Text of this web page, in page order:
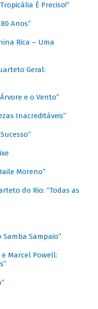
É Preciso!”
Anos”
Rica – Uma
Geral:
e o Vento”
Inacreditáveis”
Moreno”
do Rio: “Todas as
Samba Sampaio”
e Marcel Powell: